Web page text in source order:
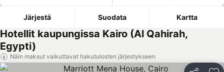
Järjestä Suodata Kartta
Hotellit kaupungissa Kairo (Al Qahirah,
Egypti)
Näin maksut vaikuttavat hakutulosten järjestykseen